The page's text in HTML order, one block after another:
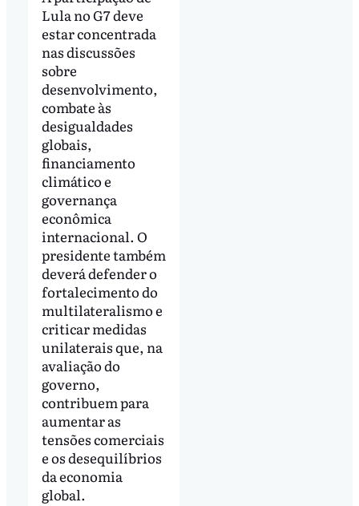
Lula no G7 deve
estar concentrada
nas discussões
sobre
desenvolvimento,
combate às
desigualdades
globais,
financiamento
climático e
governança
econômica
internacional. O
presidente também
deverá defender o
fortalecimento do
multilateralismo e
criticar medidas
unilaterais que, na
avaliação do
governo,
contribuem para
aumentar as
tensões comerciais
e os desequilíbrios
da economia
global.